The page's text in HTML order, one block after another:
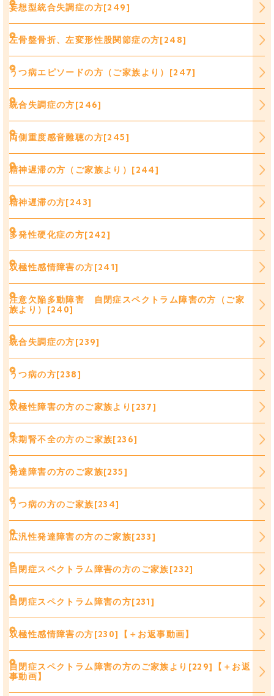
妄想型統合失調症の方[249]
左骨盤骨折、左変形性股関節症の方[248]
うつ病エピソードの方（ご家族より）[247]
統合失調症の方[246]
両側重度感音難聴の方[245]
精神遅滞の方（ご家族より）[244]
精神遅滞の方[243]
多発性硬化症の方[242]
双極性感情障害の方[241]
注意欠陥多動障害 自閉症スペクトラム障害の方（ご家
族より）[240]
統合失調症の方[239]
うつ病の方[238]
双極性障害の方のご家族より[237]
末期腎不全の方のご家族[236]
発達障害の方のご家族[235]
うつ病の方のご家族[234]
広汎性発達障害の方のご家族[233]
自閉症スペクトラム障害の方のご家族[232]
自閉症スペクトラム障害の方[231]
双極性感情障害の方[230]【＋お返事動画】
自閉症スペクトラム障害の方のご家族より[229]【＋お返
事動画】